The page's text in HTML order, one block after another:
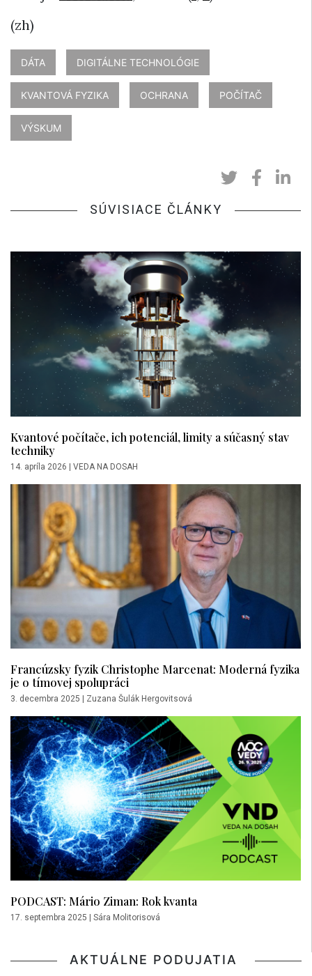
(zh)
DÁTA DIGITÁLNE TECHNOLÓGIE
KVANTOVÁ FYZIKA OCHRANA POČÍTAČ
VÝSKUM
SÚVISIACE ČLÁNKY
Kvantové počítače, ich potenciál, limity a súčasný stav
techniky
14. apríla 2026 | VEDA NA DOSAH
Francúzsky fyzik Christophe Marcenat: Moderná fyzika
je o tímovej spolupráci
3. decembra 2025 | Zuzana Šulák Hergovitsová
PODCAST: Mário Ziman: Rok kvanta
17. septembra 2025 Sára Molitorisová
AKTUÁLNE PODUJATIA